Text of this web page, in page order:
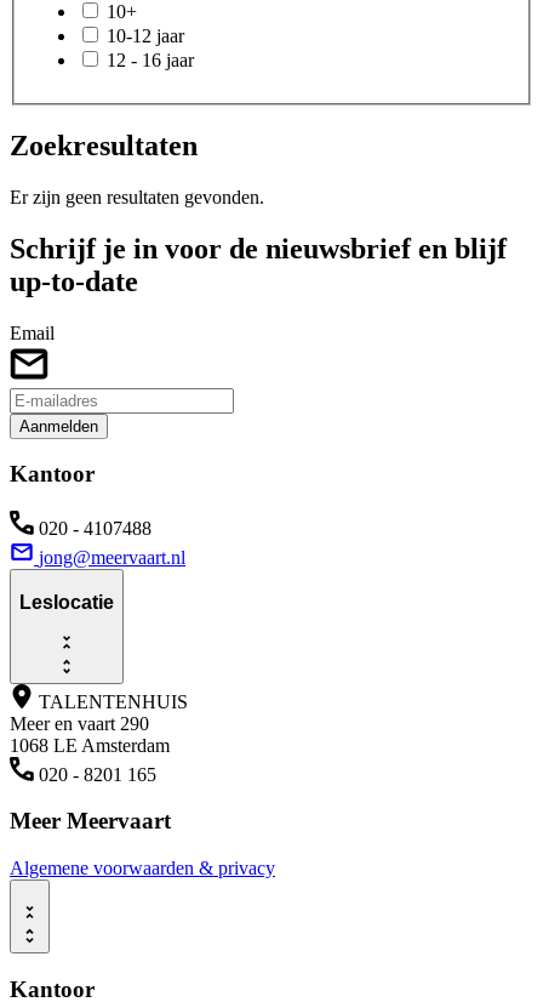
10+
10-12 jaar
12 - 16 jaar
Zoekresultaten
Er zijn geen resultaten gevonden.
Schrijf je in voor de nieuwsbrief en blijf
up-to-date
Email
Aanmelden
Kantoor
020 - 4107488
jong@meervaart.nl
Leslocatie
TALENTENHUIS
Meer en vaart 290
1068 LE Amsterdam
020 - 8201 165
Meer Meervaart
Algemene voorwaarden & privacy
Kantoor